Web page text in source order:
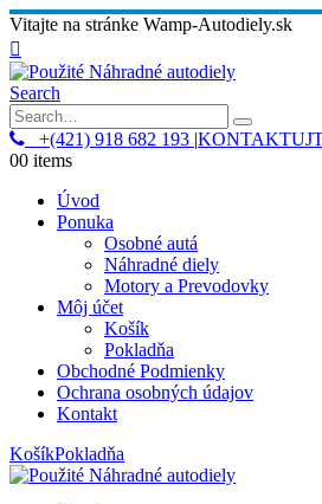
Vitajte na stránke Wamp-Autodiely.sk
Search
+(421) 918 682 193 |
00 items
Úvod
Ponuka
Osobné autá
Náhradné diely
Motory a Prevodovky
Môj účet
Košík
Pokladňa
Obchodné Podmienky
Ochrana osobných údajov
Kontakt
KošíkPokladňa